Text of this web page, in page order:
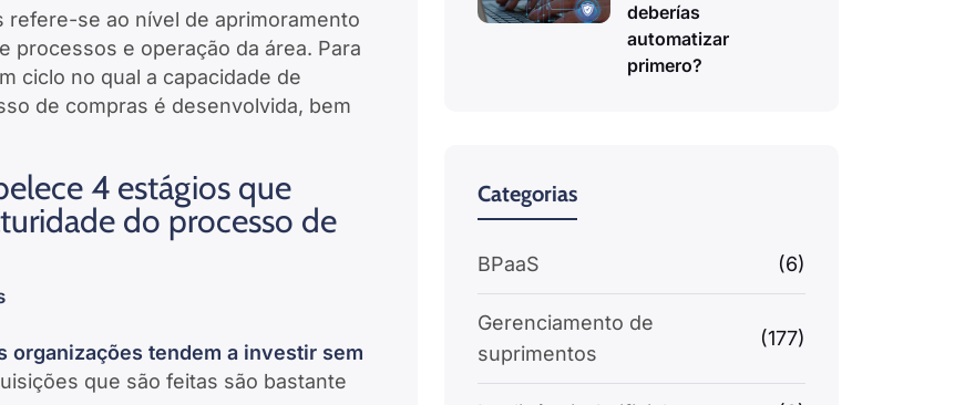
refere-se ao nível de aprimoramento
processos e operação da área. Para
ciclo no qual a capacidade de
de compras é desenvolvida, bem
4 estágios que
do processo de
organizações tendem a investir sem
que são feitas são bastante
deberías
automatizar
primero?
Categorias
BPaaS (6)
Gerenciamento de
suprimentos
(177)